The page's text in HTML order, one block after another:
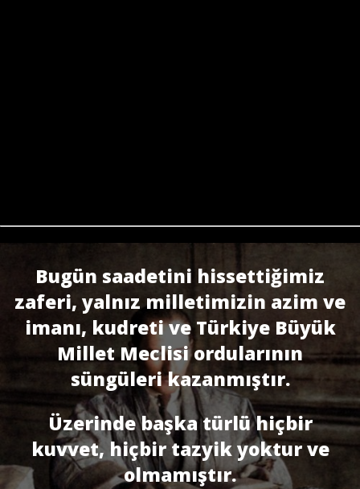
Bugün saadetini hissettiğimiz
zaferi, yalnız milletimizin azim ve
imanı, kudreti ve Türkiye Büyük
Millet Meclisi ordularının
süngüleri kazanmıştır.
Üzerinde başka türlü hiçbir
kuvvet, hiçbir tazyik yoktur ve
olmamıştır.